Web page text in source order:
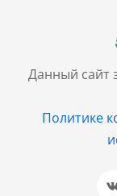
Данный сайт
Политике
+7 (499)
Санкт-
+7 (812)
Барнаул
+7 (961)
Новосибирск